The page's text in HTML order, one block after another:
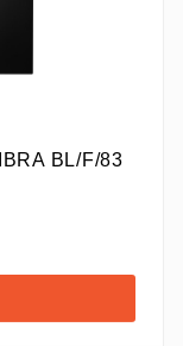
BL/F/83